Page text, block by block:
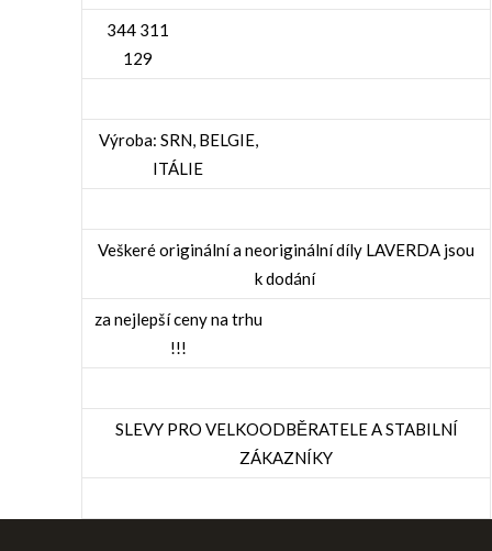
344 311
129
Výroba: SRN, BELGIE,
ITÁLIE
Veškeré originální a neoriginální díly LAVERDA jsou
k dodání
za nejlepší ceny na trhu
!!!
SLEVY PRO VELKOODBĚRATELE A STABILNÍ
ZÁKAZNÍKY